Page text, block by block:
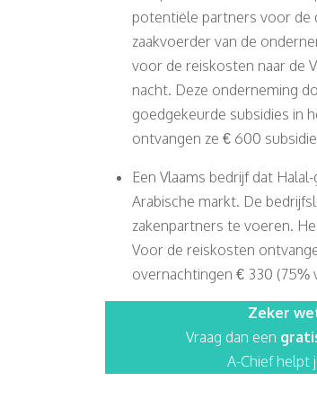
potentiële partners voor de
zaakvoerder van de
voor de reiskosten naar de
nacht. Deze onderneming
goedgekeurde subsidies in
ontvangen ze € 600
Een Vlaams bedrijf dat
Arabische markt. De
zakenpartners te voeren.
Voor de reiskosten
overnachtingen € 330 (75%
Zeker
Vraag dan een
A-Chief helpt